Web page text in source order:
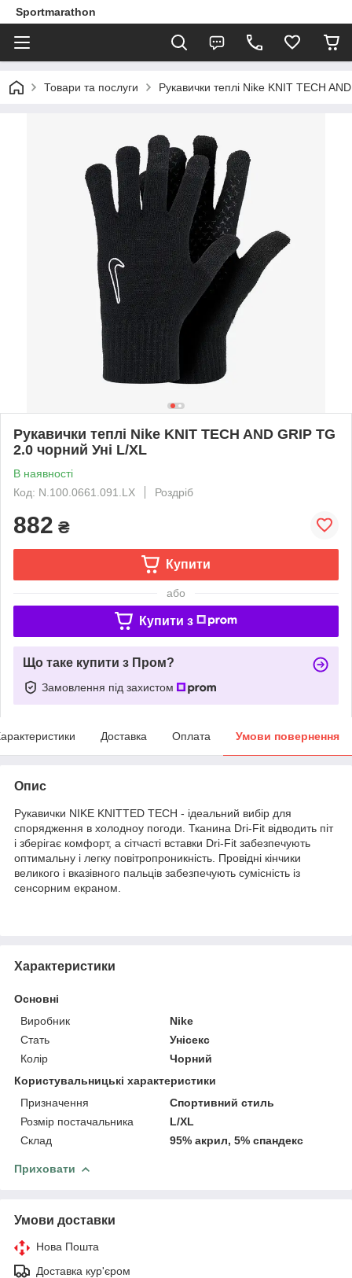
Sportmarathon
Товари та послуги Рукавички теплі Nike KNIT TECH
Рукавички теплі Nike KNIT TECH AND GRIP TG
2.0 чорний Уні L/XL
В наявності
Код: N.100.0661.091.LX
Роздріб
882 ₴
Купити
або
Купити з
Що таке купити з Пром?
Замовлення під захистом
Доставка Оплата Умови повернення
Опис
Рукавички NIKE KNITTED TECH - ідеальний вибір для
спорядження в холодноу погоди. Тканина Dri-Fit відводить піт
і зберігає комфорт, а сітчасті вставки Dri-Fit забезпечують
оптимальну і легку повітропроникність. Провідні кінчики
великого і вказівного пальців забезпечують сумісність із
сенсорним екраном.
Характеристики
Основні
Виробник
Nike
Стать
Унісекс
Колір
Чорний
Користувальницькі характеристики
Призначення
Спортивний стиль
Розмір постачальника
L/XL
Склад
95% акрил, 5% спандекс
Приховати
Умови доставки
Нова Пошта
Доставка кур'єром